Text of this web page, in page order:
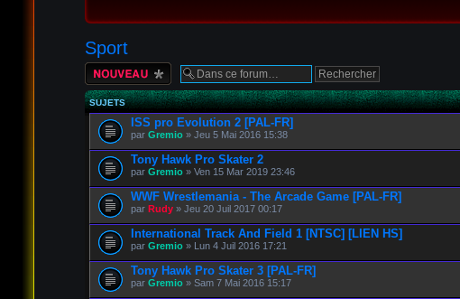
Sport
Écrire un nouveau
sujet
SUJETS
ISS pro Evolution 2 [PAL-FR]
par Gremio» Jeu 5 Mai 2016 15:38
Tony Hawk Pro Skater 2
par Gremio» Ven 15 Mar 2019 23:46
WWF Wrestlemania - The Arcade Game [PAL-FR]
par Rudy» Jeu 20 Juil 2017 00:17
International Track And Field 1 [NTSC] [LIEN HS]
par Gremio» Lun 4 Juil 2016 17:21
Tony Hawk Pro Skater 3 [PAL-FR]
par Gremio» Sam 7 Mai 2016 15:17